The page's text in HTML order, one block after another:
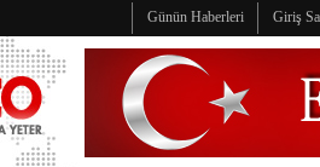
Günün Haberleri Giriş